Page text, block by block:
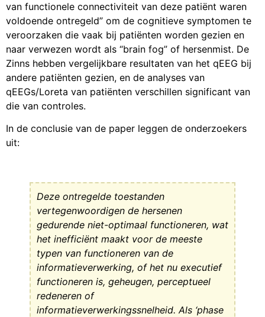
van functionele connectiviteit van deze patiënt waren
voldoende ontregeld” om de cognitieve symptomen te
veroorzaken die vaak bij patiënten worden gezien en
naar verwezen wordt als “brain fog” of hersenmist. De
Zinns hebben vergelijkbare resultaten van het qEEG bij
andere patiënten gezien, en de analyses van
qEEGs/Loreta van patiënten verschillen significant van
die van controles.
In de conclusie van de paper leggen de onderzoekers
uit:
Deze ontregelde toestanden
vertegenwoordigen de hersenen
gedurende niet-optimaal functioneren, wat
het inefficiënt maakt voor de meeste
typen van functioneren van de
informatieverwerking, of het nu executief
functioneren is, geheugen, perceptueel
redeneren of
informatieverwerkingssnelheid. Als ‘phase